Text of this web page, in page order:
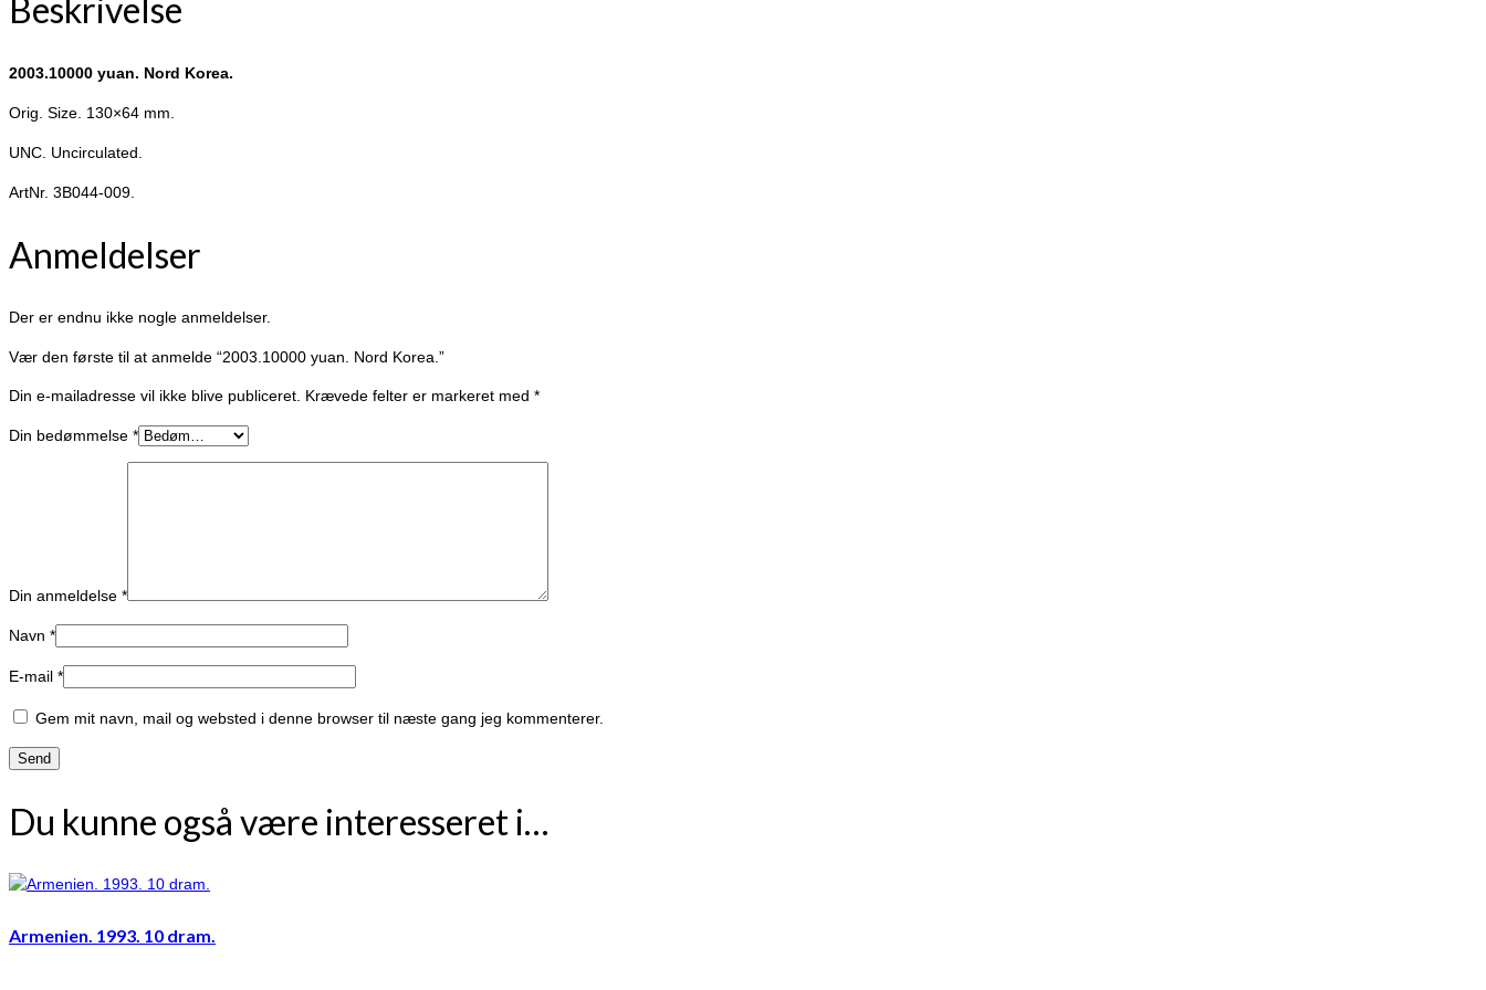
Beskrivelse
2003.10000 yuan. Nord Korea.
Orig. Size. 130×64 mm.
UNC. Uncirculated.
ArtNr. 3B044-009.
Anmeldelser
Der er endnu ikke nogle anmeldelser.
Vær den første til at anmelde “2003.10000 yuan. Nord Korea.”
Din e-mailadresse vil ikke blive publiceret. Krævede felter er markeret med *
Din bedømmelse *
Din anmeldelse *
Navn *
E-mail *
Gem mit navn, mail og websted i denne browser til næste gang jeg kommenterer.
Du kunne også være interesseret i…
Armenien. 1993. 10 dram.